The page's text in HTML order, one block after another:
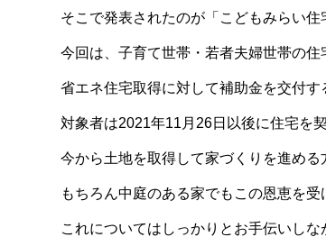
そこで発表されたのが「こどもみらい住
今回は、子育て世帯・若者夫婦世帯の住
省エネ住宅取得に対して補助金を交付す
対象者は2021年11月26日以後に住宅を契
今から土地を取得して家づくりを進める
もちろん中庭のある家でもこの恩恵を
これについてはしっかりとお手伝いし